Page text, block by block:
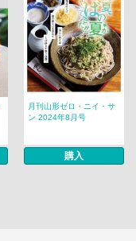
月刊山形ゼロ・ニイ・サ
ン 2024年8月号
購入